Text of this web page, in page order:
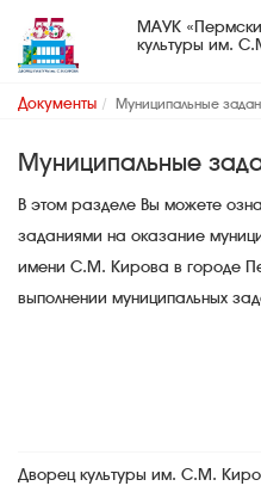
МАУК
культуры им.
Документы Муниципальные
Муниципальные
В этом разделе Вы можете
заданиями на оказание
имени С.М. Кирова в городе
выполнении муниципальных
Дворец культуры им. С.М.